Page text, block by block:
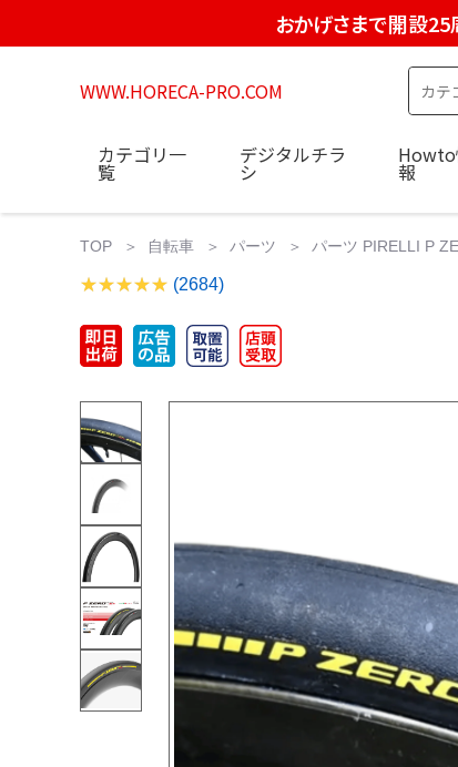
おかげさまで開設25
WWW.HORECA-PRO.COM
カテゴリ一
覧
デジタルチラ
シ 報
TOP 自転車 パーツ パーツ PIRELLI P
(2684)